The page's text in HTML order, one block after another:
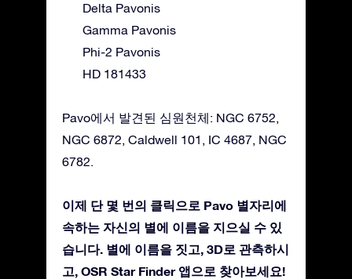
Delta Pavonis
Gamma Pavonis
Phi-2 Pavonis
HD 181433
Pavo에서 발견된 심원천체: NGC 6752,
NGC 6872, Caldwell 101, IC 4687, NGC
6782.
이제 단 몇 번의 클릭으로 Pavo 별자리에
속하는 자신의 별에 이름을 지으실 수 있
습니다. 별에 이름을 짓고, 3D로 관측하시
고, OSR Star Finder 앱으로 찾아보세요!